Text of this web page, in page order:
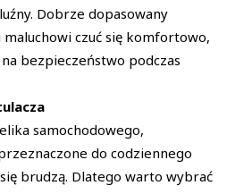
Dobrze dopasowany
czuć się komfortowo,
bezpieczeństwo podczas
samochodowego,
do codziennego
brudzą. Dlatego warto wybrać